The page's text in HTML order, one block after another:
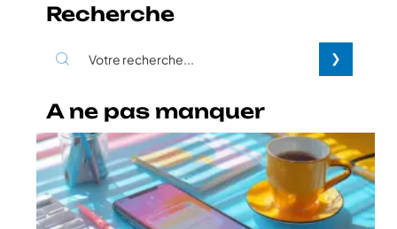
Recherche
A ne pas manquer